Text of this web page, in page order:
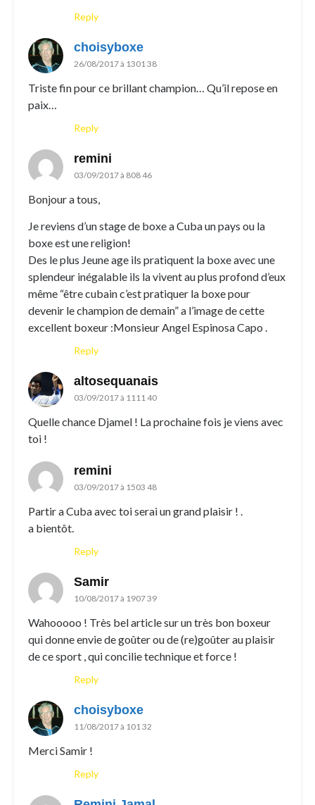
Reply
choisyboxe
26/08/2017 à 1301 38
Triste fin pour ce brillant champion… Qu’il repose en
paix…
Reply
remini
03/09/2017 à 808 46
Bonjour a tous,
Je reviens d’un stage de boxe a Cuba un pays ou la
boxe est une religion!
Des le plus Jeune age ils pratiquent la boxe avec une
splendeur inégalable ils la vivent au plus profond d’eux
même “être cubain c’est pratiquer la boxe pour
devenir le champion de demain” a l’image de cette
excellent boxeur :Monsieur Angel Espinosa Capo .
Reply
altosequanais
03/09/2017 à 1111 40
Quelle chance Djamel ! La prochaine fois je viens avec
toi !
remini
03/09/2017 à 1503 48
Partir a Cuba avec toi serai un grand plaisir ! .
a bientôt.
Reply
Samir
10/08/2017 à 1907 39
Wahooooo ! Très bel article sur un très bon boxeur
qui donne envie de goûter ou de (re)goûter au plaisir
de ce sport , qui concilie technique et force !
Reply
choisyboxe
11/08/2017 à 101 32
Merci Samir !
Reply